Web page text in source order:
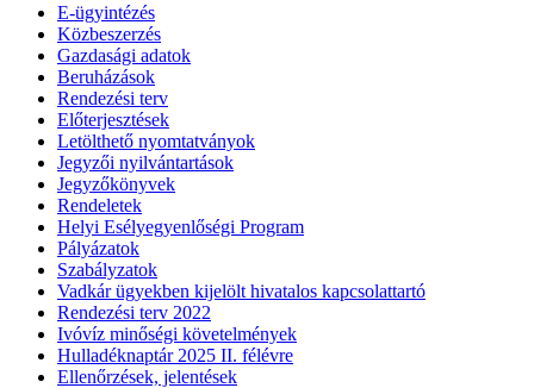
E-ügyintézés
Közbeszerzés
Gazdasági adatok
Beruházások
Rendezési terv
Előterjesztések
Letölthető nyomtatványok
Jegyzői nyilvántartások
Jegyzőkönyvek
Rendeletek
Helyi Esélyegyenlőségi Program
Pályázatok
Szabályzatok
Vadkár ügyekben kijelölt hivatalos kapcsolattartó
Rendezési terv 2022
Ivóvíz minőségi követelmények
Hulladéknaptár 2025 II. félévre
Ellenőrzések, jelentések